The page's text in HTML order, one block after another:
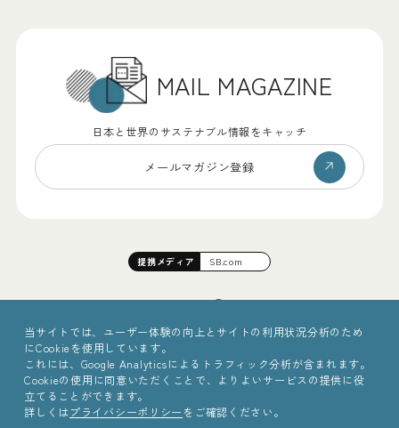
MAIL MAGAZINE
日本と世界のサステナブル情報をキャッチ
メールマガジン登録
©2025 Sinc Inc.
提携メディア SB.com
当サイトでは、ユーザー体験の向上とサイトの利用状況分析のため
にCookieを使用しています。
これには、Google Analyticsによるトラフィック分析が含まれます。
Cookieの使用に同意いただくことで、よりよいサービスの提供に役
立てることができます。
詳しくはプライバシーポリシー をご確認ください。